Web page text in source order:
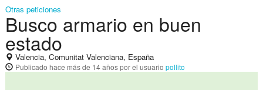
Otras peticiones
Busco armario en buen
estado
Valencia, Comunitat Valenciana, España
Publicado hace más de 14 añospor el usuario pollito